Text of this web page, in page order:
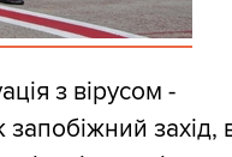
з вірусом -
захід,